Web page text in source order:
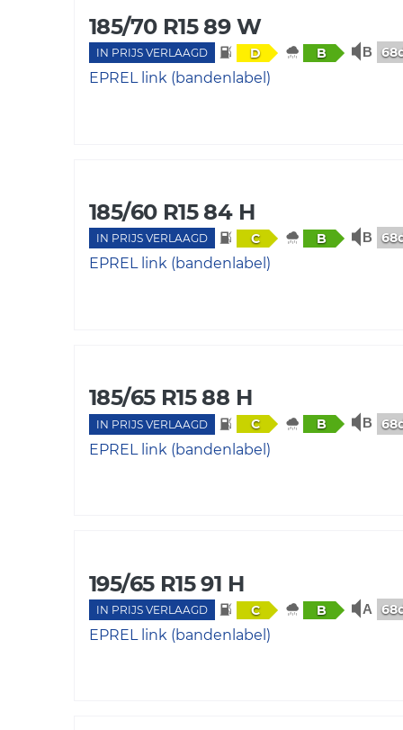
185/70 R15 89 W
IN PRIJS VERLAAGD D B
EPREL link (bandenlabel)
185/60 R15 84 H
IN PRIJS VERLAAGD C B
EPREL link (bandenlabel)
185/65 R15 88 H
IN PRIJS VERLAAGD C B
EPREL link (bandenlabel)
195/65 R15 91 H
IN PRIJS VERLAAGD C B
EPREL link (bandenlabel)